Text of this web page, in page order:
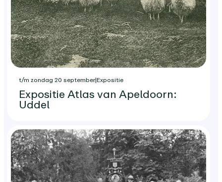
t/m zondag 20 september|Expositie
Expositie Atlas van Apeldoorn:
Uddel